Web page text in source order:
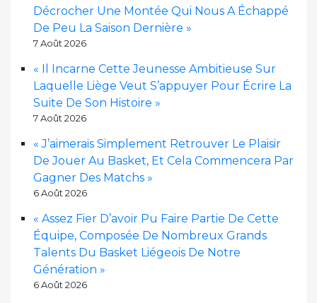
Décrocher Une Montée Qui Nous A Échappé
De Peu La Saison Dernière »
7 Août 2026
« Il Incarne Cette Jeunesse Ambitieuse Sur
Laquelle Liège Veut S’appuyer Pour Écrire La
Suite De Son Histoire »
7 Août 2026
« J’aimerais Simplement Retrouver Le Plaisir
De Jouer Au Basket, Et Cela Commencera Par
Gagner Des Matchs »
6 Août 2026
« Assez Fier D’avoir Pu Faire Partie De Cette
Équipe, Composée De Nombreux Grands
Talents Du Basket Liégeois De Notre
Génération »
6 Août 2026